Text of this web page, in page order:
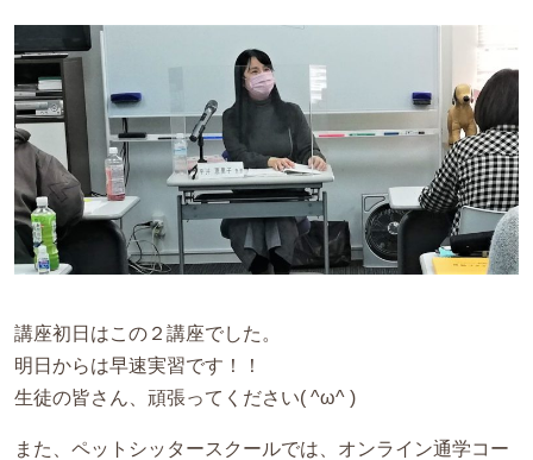
講座初日はこの２講座でした。
明日からは早速実習です！！
生徒の皆さん、頑張ってください( ^ω^ )
また、ペットシッタースクールでは、オンライン通学コー